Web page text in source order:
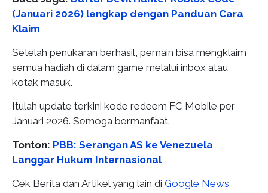
(Januari 2026) lengkap dengan Panduan Cara
Klaim
Setelah penukaran berhasil, pemain bisa mengklaim
semua hadiah di dalam game melalui inbox atau
kotak masuk.
Itulah update terkini kode redeem FC Mobile per
Januari 2026. Semoga bermanfaat.
Tonton: PBB: Serangan AS ke Venezuela
Langgar Hukum Internasional
Cek Berita dan Artikel yang lain di Google News